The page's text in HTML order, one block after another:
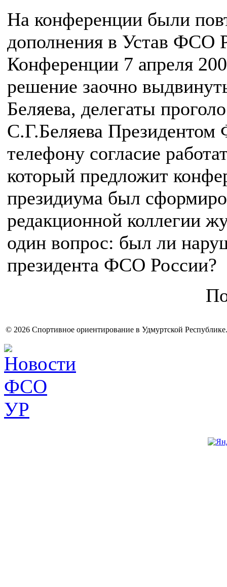
На конференции были
дополнения в Устав ФСО
Конференции 7 апреля
решение заочно
Беляева, делегаты
С.Г.Беляева
телефону согласие
который предложит
президиума был
редакционной коллегии
один вопрос: был ли
президента ФСО России?
© 2026 Спортивное ориентирование в Удмуртской